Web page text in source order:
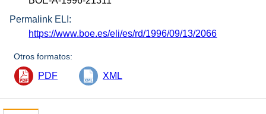
Permalink ELI:
https://www.boe.es/eli/es/rd/1996/09/13/2066
Otros formatos:
PDF XML